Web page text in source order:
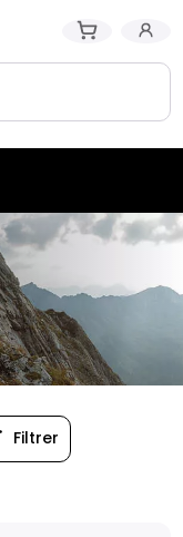
Filtrer